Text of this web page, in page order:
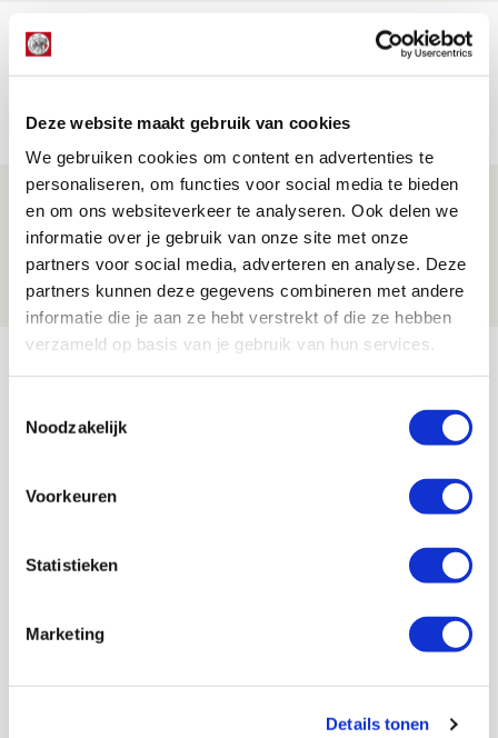
Deze website maakt gebruik van cookies
We gebruiken cookies om content en advertenties te
personaliseren, om functies voor social media te bieden
en om ons websiteverkeer te analyseren. Ook delen we
informatie over je gebruik van onze site met onze
partners voor social media, adverteren en analyse. Deze
partners kunnen deze gegevens combineren met andere
informatie die je aan ze hebt verstrekt of die ze hebben
verzameld op basis van je gebruik van hun services.
Noodzakelijk
Voorkeuren
Statistieken
Marketing
Details tonen
Volop enthousiasme in fotoverslag van
Europees treffen met Shelbourne
FOTOVERSLAG
Míchel niet blij met resultaat en spel
na rust: ‘De focus nam af’
07 AUGUSTUS 2026 - 08:30
NIEUWS
Bekijk meer
AUG
11